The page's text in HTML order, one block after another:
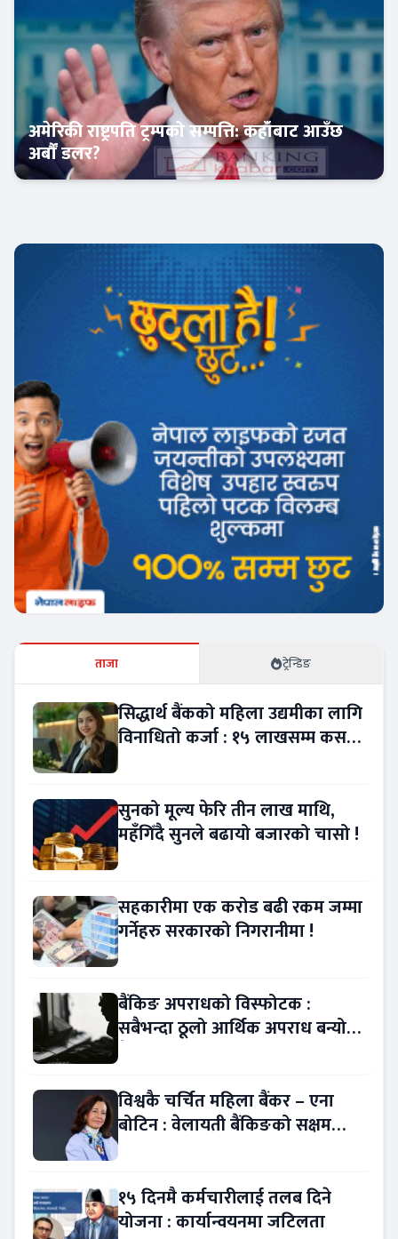
अमेरिकी राष्ट्रपति ट्रम्पको सम्पत्ति: कहाँबाट आउँछ
अर्बौं डलर?
ताजा ट्रेन्डिङ
सिद्धार्थ बैंकको महिला उद्यमीका लागि
विनाधितो कर्जा : १५ लाखसम्म कसरी
सुनको मूल्य फेरि तीन लाख माथि,
महँगिँदै सुनले बढायो बजारको चासो !
सहकारीमा एक करोड बढी रकम जम्मा
गर्नेहरु सरकारको निगरानीमा !
बैंकिङ अपराधको विस्फोटक :
सबैभन्दा ठूलो आर्थिक अपराध बन्यो
विश्वकै चर्चित महिला बैंकर – एना
बोटिन : वेलायती बैंकिङको सक्षम
१५ दिनमै कर्मचारीलाई तलब दिने
योजना : कार्यान्वयनमा जटिलता